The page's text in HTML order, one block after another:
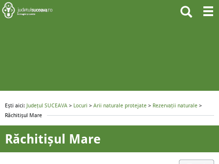
Ești aici: Județul SUCEAVA > Locuri > Arii naturale protejate > Rezervații naturale >
Răchitișul Mare
Răchitișul Mare